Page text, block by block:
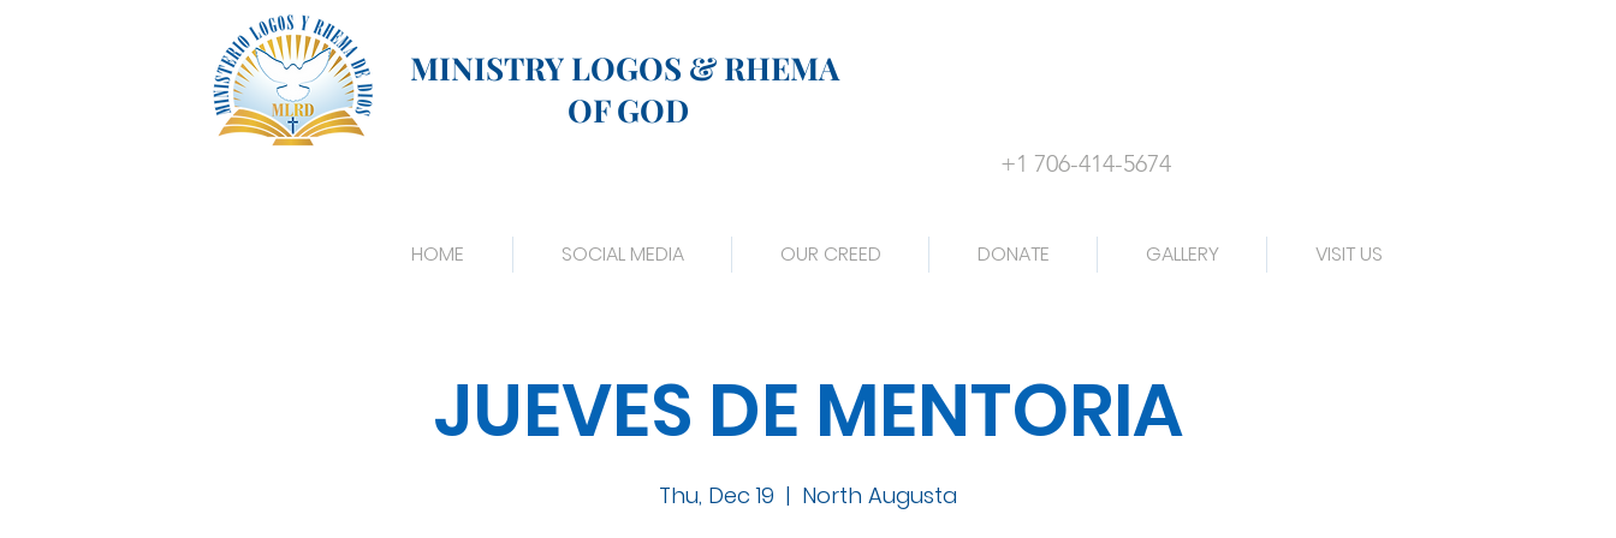
MINISTRY LOGOS & RHEMA
OF GOD
+1 706-414-5674
HOME SOCIAL MEDIA OUR CREED DONATE GALLERY VISIT US
JUEVES DE MENTORIA
Thu, Dec 19
  |
North Augusta